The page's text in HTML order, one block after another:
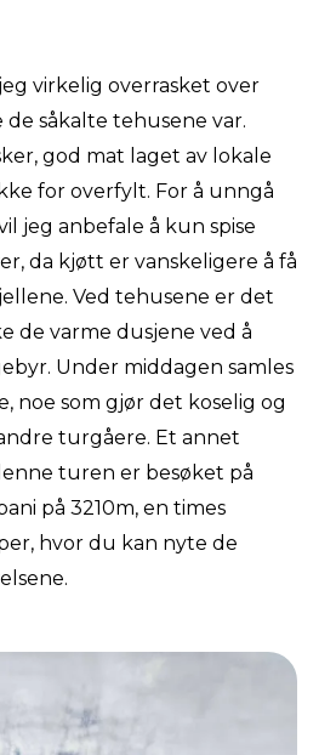
virkelig overrasket over
såkalte tehusene var.
god mat laget av lokale
for overfylt. For å unngå
jeg anbefale å kun spise
da kjøtt er vanskeligere å få
Ved tehusene er det
de varme dusjene ved å
Under middagen samles
noe som gjør det koselig og
turgåere. Et annet
turen er besøket på
på 3210m, en times
hvor du kan nyte de